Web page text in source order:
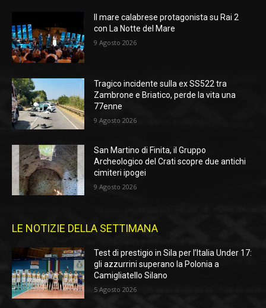
Il mare calabrese protagonista su Rai 2
con La Notte del Mare
9 Agosto 2026
Tragico incidente sulla ex SS522 tra
Zambrone e Briatico, perde la vita una
77enne
9 Agosto 2026
San Martino di Finita, il Gruppo
Archeologico del Crati scopre due antichi
cimiteri ipogei
9 Agosto 2026
LE NOTIZIE DELLA SETTIMANA
Test di prestigio in Sila per l’Italia Under 17:
gli azzurrini superano la Polonia a
Camigliatello Silano
5 Agosto 2026